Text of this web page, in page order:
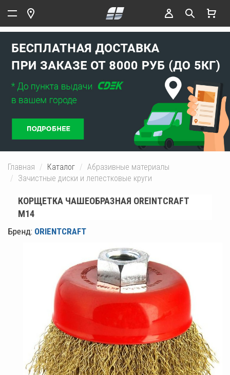
Главная Каталог
Абразивные материалы
Зачистные диски и лепестковые круги
КОРЩЕТКА ЧАШЕОБРАЗНАЯ OREINTCRAFT
М14
Бренд: ORIENTCRAFT